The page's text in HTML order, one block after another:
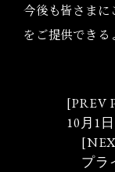
今後も皆さまに
をご提供できる
10月1
プラ